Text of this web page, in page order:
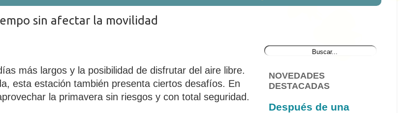
sin afectar la movilidad
más largos y la posibilidad de disfrutar del aire libre.
esta estación también presenta ciertos desafíos. En
la primavera sin riesgos y con total seguridad.
NOVEDADES
DESTACADAS
Después de una